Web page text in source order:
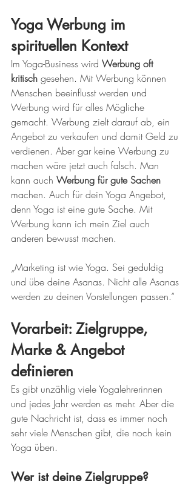
Yoga Werbung im
spirituellen Kontext
Im Yoga-Business wird Werbung oft
kritisch gesehen. Mit Werbung können
Menschen beeinflusst werden und
Werbung wird für alles Mögliche
gemacht. Werbung zielt darauf ab, ein
Angebot zu verkaufen und damit Geld zu
verdienen. Aber gar keine Werbung zu
machen wäre jetzt auch falsch. Man
kann auch Werbung für gute Sachen
machen. Auch für dein Yoga Angebot,
denn Yoga ist eine gute Sache. Mit
Werbung kann ich mein Ziel auch
anderen bewusst machen.
„Marketing ist wie Yoga. Sei geduldig
und übe deine Asanas. Nicht alle Asanas
werden zu deinen Vorstellungen passen.“
Vorarbeit: Zielgruppe,
Marke & Angebot
definieren
Es gibt unzählig viele Yogalehrerinnen
und jedes Jahr werden es mehr. Aber die
gute Nachricht ist, dass es immer noch
sehr viele Menschen gibt, die noch kein
Yoga üben.
Wer ist deine Zielgruppe?